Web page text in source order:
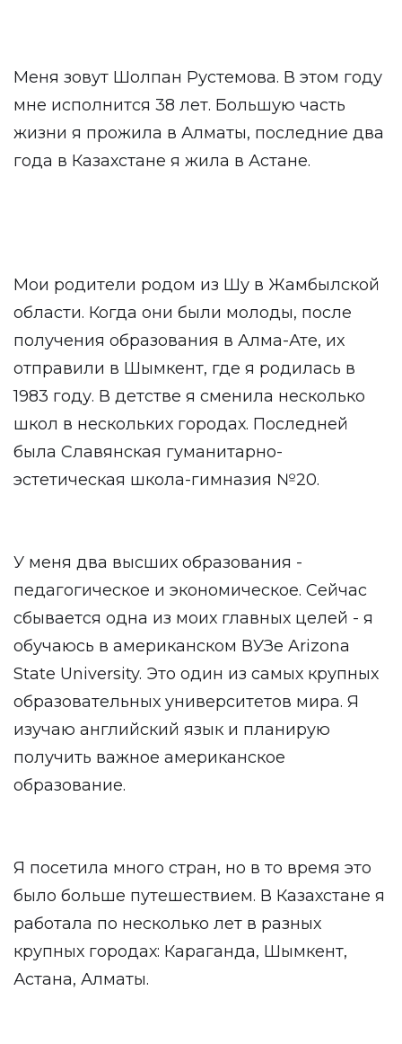
Меня зовут Шолпан Рустемова. В этом году
мне исполнится 38 лет. Большую часть
жизни я прожила в Алматы, последние два
года в Казахстане я жила в Астане.
Мои родители родом из Шу в Жамбылской
области. Когда они были молоды, после
получения образования в Алма-Ате, их
отправили в Шымкент, где я родилась в
1983 году. В детстве я сменила несколько
школ в нескольких городах. Последней
была Славянская гуманитарно-
эстетическая школа-гимназия №20.
У меня два высших образования -
педагогическое и экономическое. Сейчас
сбывается одна из моих главных целей - я
обучаюсь в американском ВУЗе Arizona
State University. Это один из самых крупных
образовательных университетов мира. Я
изучаю английский язык и планирую
получить важное американское
образование.
Я посетила много стран, но в то время это
было больше путешествием. В Казахстане я
работала по несколько лет в разных
крупных городах: Караганда, Шымкент,
Астана, Алматы.